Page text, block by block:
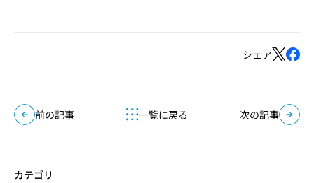
シェア
前の記事 一覧に戻る 次の記事
カテゴリ